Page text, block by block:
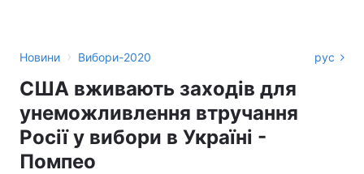
Новини › Вибори-2020 рус
США вживають заходів для
унеможливлення втручання
Росії у вибори в Україні -
Помпео